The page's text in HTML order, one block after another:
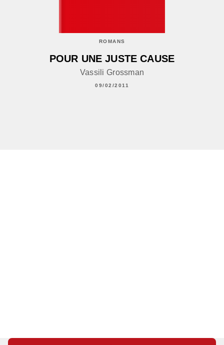
ROMANS
POUR UNE JUSTE CAUSE
Vassili Grossman
09/02/2011